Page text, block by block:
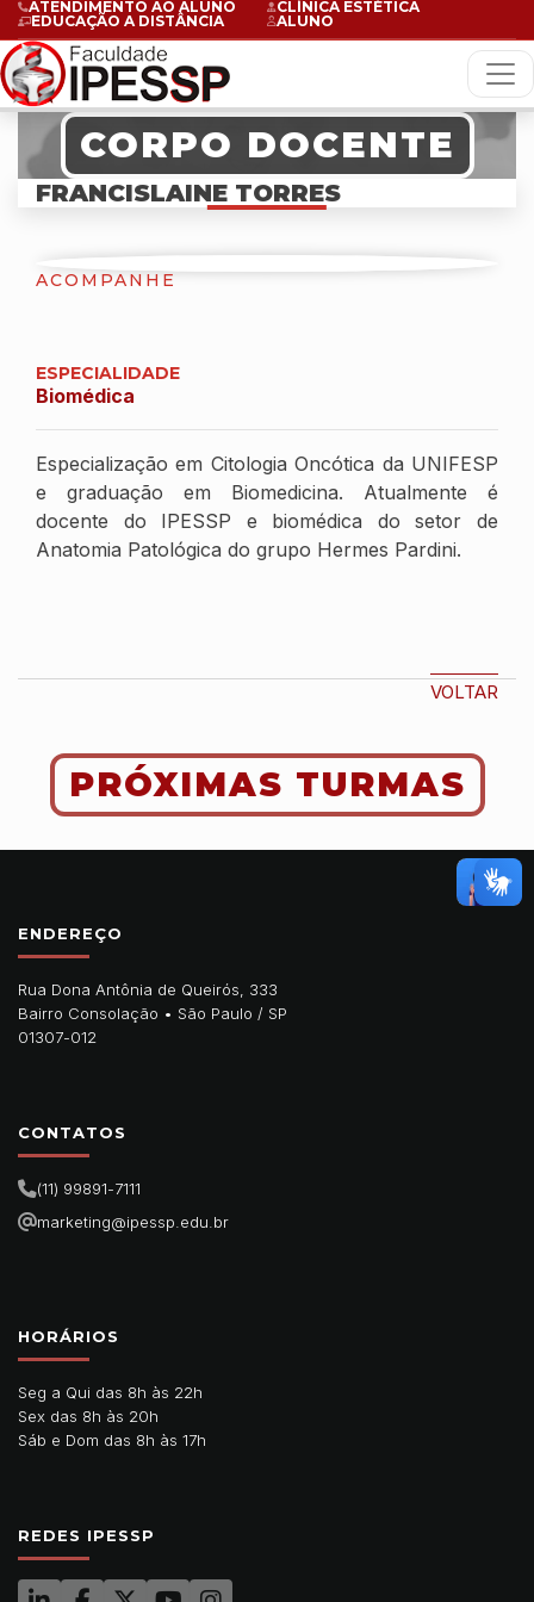
ATENDIMENTO AO ALUNO
CLÍNICA ESTÉTICA
EDUCAÇÃO A DISTÂNCIA
ALUNO
CORPO DOCENTE
FRANCISLAINE TORRES
ACOMPANHE
ESPECIALIDADE
Biomédica
Especialização em Citologia Oncótica da UNIFESP
e graduação em Biomedicina. Atualmente é
docente do IPESSP e biomédica do setor de
Anatomia Patológica do grupo Hermes Pardini.
VOLTAR
PRÓXIMAS TURMAS
ENDEREÇO
Rua Dona Antônia de Queirós, 333
Bairro Consolação • São Paulo / SP
01307-012
CONTATOS
(11) 99891-7111
marketing@ipessp.edu.br
HORÁRIOS
Seg a Qui das 8h às 22h
Sex das 8h às 20h
Sáb e Dom das 8h às 17h
REDES IPESSP